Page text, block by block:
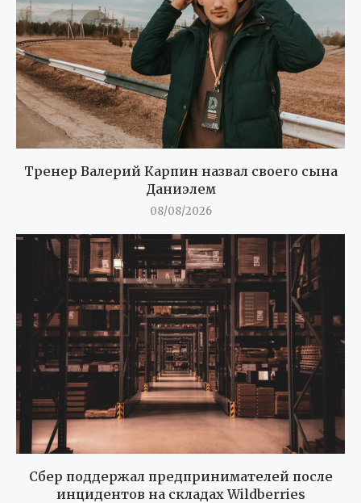
Тренер Валерий Карпин назвал своего сына
Даниэлем
08/08/2026
Сбер поддержал предпринимателей после
инцидентов на складах Wildberries